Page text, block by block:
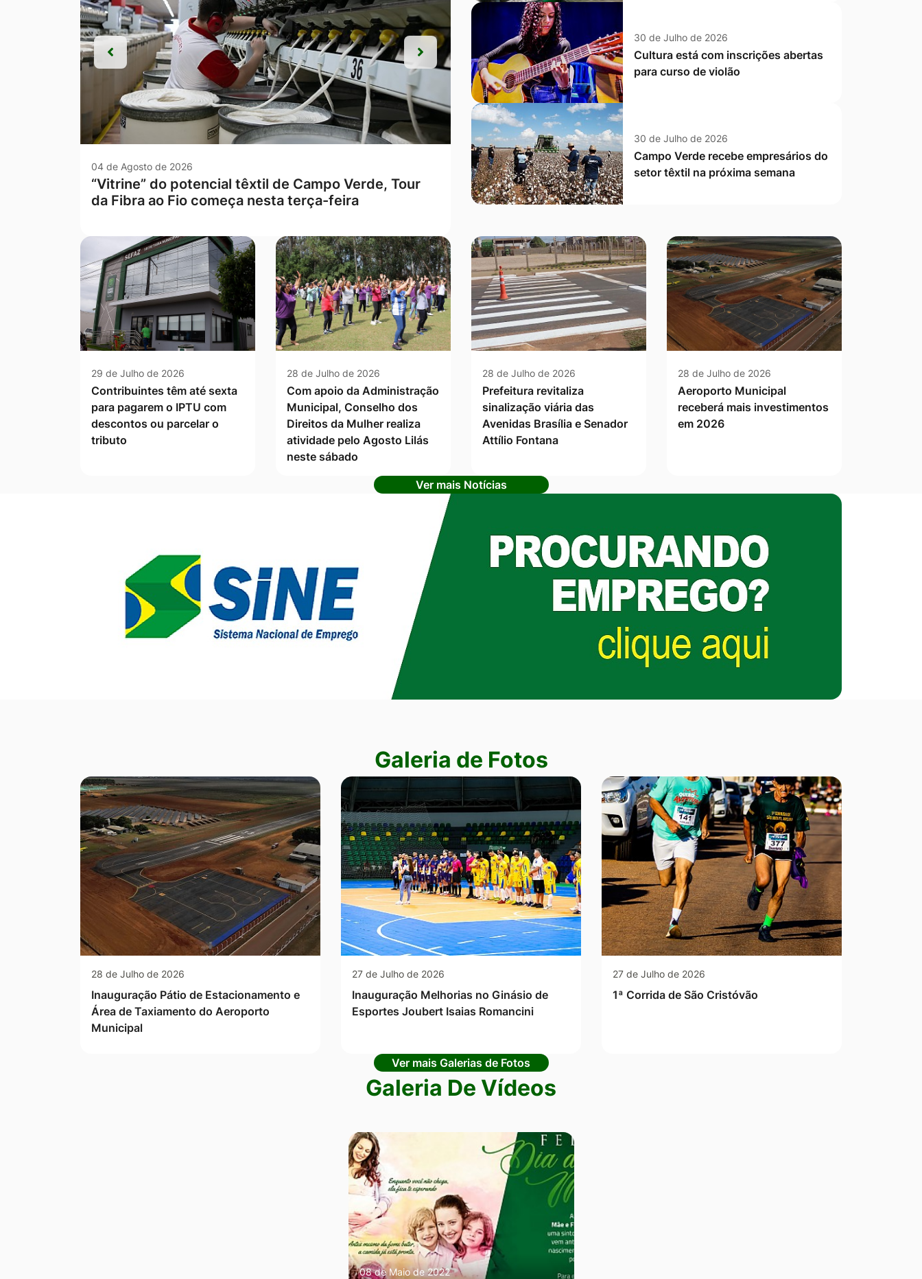
03 de Agosto de 2026
SIASP realiza mais duas “Operações Lei Seca” em
Campo Verde
Anterior
Anterior
Próxima
Próxima
30 de Julho de 2026
Cultura está com inscrições abertas
para curso de violão
30 de Julho de 2026
Campo Verde recebe empresários do
setor têxtil na próxima semana
29 de Julho de 2026
Contribuintes têm até sexta
para pagarem o IPTU com
descontos ou parcelar o
tributo
28 de Julho de 2026
Com apoio da Administração
Municipal, Conselho dos
Direitos da Mulher realiza
atividade pelo Agosto Lilás
neste sábado
28 de Julho de 2026
Prefeitura revitaliza
sinalização viária das
Avenidas Brasília e Senador
Attílio Fontana
28 de Julho de 2026
Aeroporto Municipal
receberá mais investimentos
em 2026
Ver mais Notícias
Galeria de Fotos
28 de Julho de 2026
Inauguração Pátio de Estacionamento e
Área de Taxiamento do Aeroporto
Municipal
27 de Julho de 2026
Inauguração Melhorias no Ginásio de
Esportes Joubert Isaias Romancini
27 de Julho de 2026
1ª Corrida de São Cristóvão
Ver mais Galerias de Fotos
Galeria De Vídeos
08 de Maio de 2022